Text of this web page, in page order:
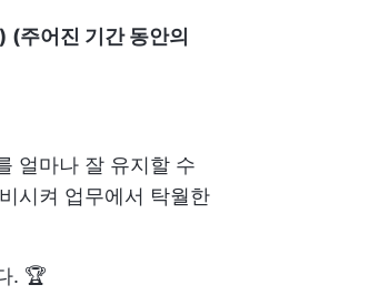
(주어진 기간 동안의
얼마나 잘 유지할 수
시켜 업무에서 탁월한
. 🏆